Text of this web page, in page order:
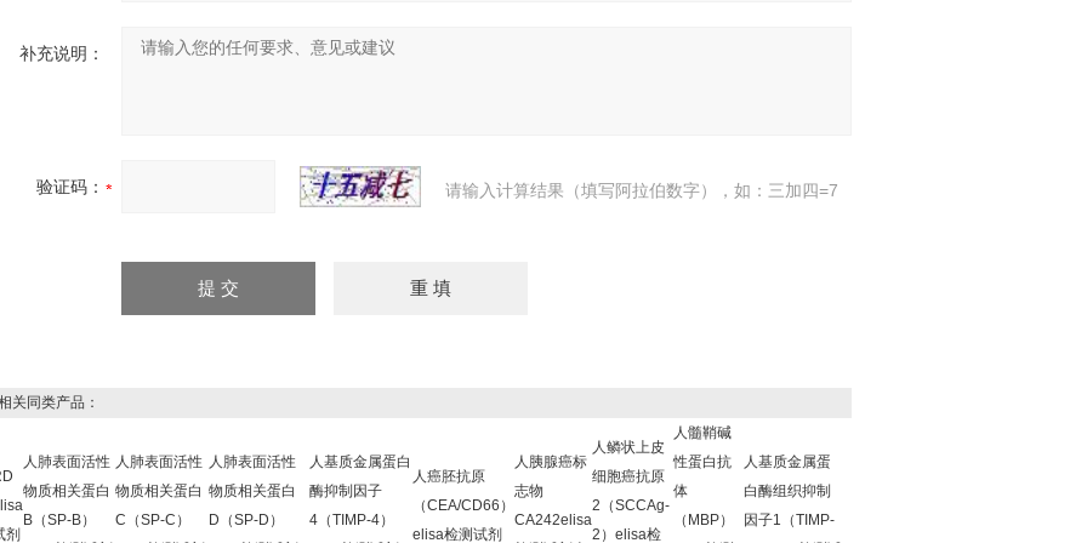
补充说明：
验证码： 请输入计算结果（填写阿拉伯数字），如：三加四=7
同类产品：
剂
人肺表面活性
物质相关蛋白
B（SP-B）
人肺表面活性
物质相关蛋白
C（SP-C）
人肺表面活性
物质相关蛋白
D（SP-D）
人基质金属蛋白
酶抑制因子
4（TIMP-4）
人癌胚抗原
（CEA/CD66）
elisa检测试剂
人胰腺癌标
志物
CA242elisa
人鳞状上皮
细胞癌抗原
2（SCCAg-
2）elisa检
人髓鞘碱
性蛋白抗
体
（MBP）
人基质金属蛋
白酶组织抑制
因子1（TIMP-